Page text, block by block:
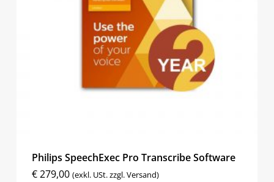
Philips SpeechExec Pro Transcribe Software
€279,00 (exkl. USt. zzgl. Versand)